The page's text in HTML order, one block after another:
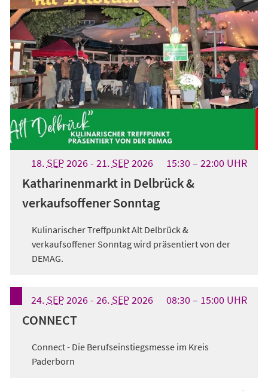
18. SEP2026- 21. SEP2026 15:30 22:00UHR
Katharinenmarkt in Delbrück &
verkaufsoffener Sonntag
Kulinarischer Treffpunkt Alt Delbrück &
verkaufsoffener Sonntag wird präsentiert von der
DEMAG.
24. SEP2026- 26. SEP2026 08:30 15:00UHR
CONNECT
Connect - Die Berufseinstiegsmesse im Kreis
Paderborn